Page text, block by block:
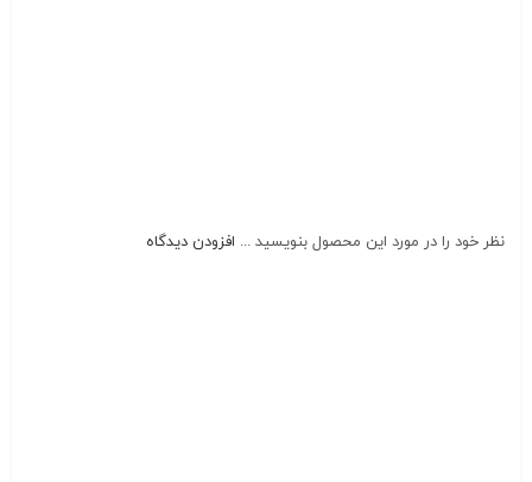
نظر خود را در مورد این محصول بنویسید ... افزودن دیدگاه